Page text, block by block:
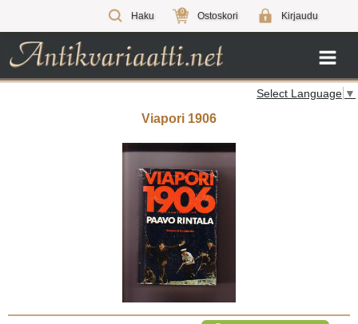
Haku 0 Ostoskori Kirjaudu
Select Language ▼
Viapori 1906